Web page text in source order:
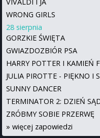
VIVALDI I JA
WRONG GIRLS
28 sierpnia
GORZKIE ŚWIĘTA
GWIAZDOZBIÓR PSA
HARRY POTTER I KAMIEŃ
JULIA PIROTTE - PIĘKNO I
SUNNY DANCER
TERMINATOR 2: DZIEŃ
ZRÓBMY SOBIE PRZERWĘ
» więcej zapowiedzi